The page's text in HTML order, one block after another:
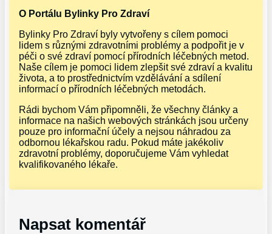
O Portálu Bylinky Pro Zdraví
Bylinky Pro Zdraví byly vytvořeny s cílem pomoci
lidem s různými zdravotními problémy a podpořit je v
péči o své zdraví pomocí přírodních léčebných metod.
Naše cílem je pomoci lidem zlepšit své zdraví a kvalitu
života, a to prostřednictvím vzdělávání a sdílení
informací o přírodních léčebných metodách.
Rádi bychom Vám připomněli, že všechny články a
informace na našich webových stránkách jsou určeny
pouze pro informační účely a nejsou náhradou za
odbornou lékařskou radu. Pokud máte jakékoliv
zdravotní problémy, doporučujeme Vám vyhledat
kvalifikovaného lékaře.
Napsat komentář